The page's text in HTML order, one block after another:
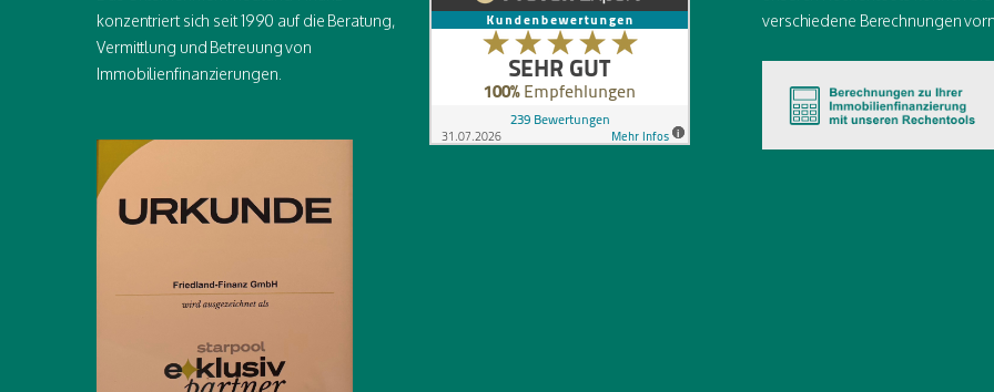
konzentriert sich seit 1990 auf die Beratung,
Vermittlung und Betreuung von
Immobilienfinanzierungen.
verschiedene Berechnungen